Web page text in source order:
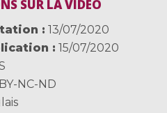
SUR LA VIDÉO
13/07/2020
15/07/2020
NC-ND